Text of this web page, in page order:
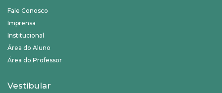
Fale Conosco
Imprensa
Institucional
Área do Aluno
Área do Professor
Vestibular